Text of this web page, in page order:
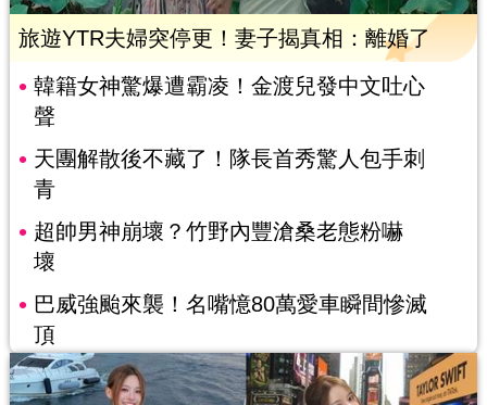
旅遊YTR夫婦突停更！妻子揭真相：離婚了
韓籍女神驚爆遭霸凌！金渡兒發中文吐心
聲
天團解散後不藏了！隊長首秀驚人包手刺
青
超帥男神崩壞？竹野內豐滄桑老態粉嚇
壞
巴威強颱來襲！名嘴憶80萬愛車瞬間慘滅
頂